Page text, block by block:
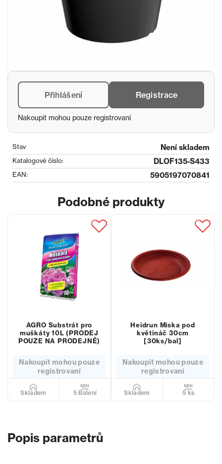
Přihlášení Registrace
Nakoupit mohou pouze registrovaní
Stav Není skladem
Katalogové číslo: DLOF135-S433
EAN: 5905197070841
Podobné produkty
AGRO Substrát pro
muškáty 10L (PRODEJ
POUZE NA PRODEJNĚ)
Nakoupit mohou pouze
registrovaní
Skladem 5 Balení
Heidrun Miska pod
květináč 30cm
[30ks/bal]
Nakoupit mohou pouze
registrovaní
Skladem 5 ks
Popis parametrů